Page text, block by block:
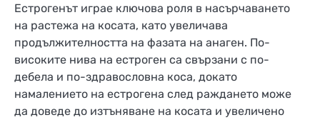
Естрогенът играе ключова роля в насърчаването
на растежа на косата, като увеличава
продължителността на фазата на анаген. По-
високите нива на естроген са свързани с по-
дебела и по-здравословна коса, докато
намалението на естрогена след раждането може
да доведе до изтъняване на косата и увеличено